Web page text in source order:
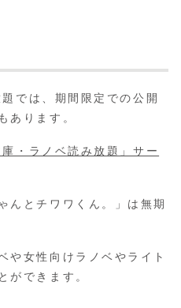
では、期間限定での公開
あります。
・ラノベ読み放題」サー
んとチワワくん。」は無期
や女性向けラノベやライト
ができます。